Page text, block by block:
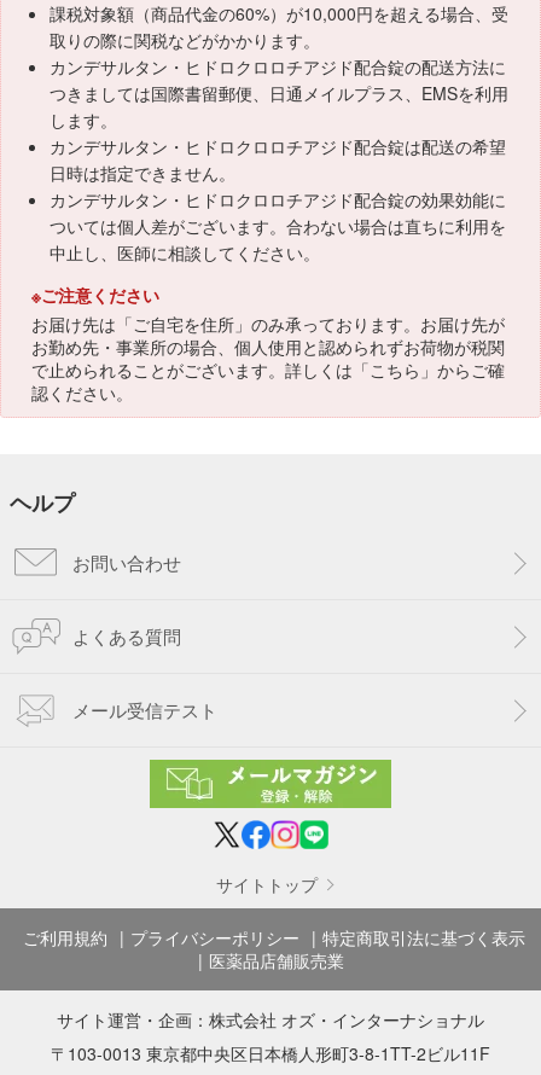
課税対象額（商品代金の60%）が10,000円を超える場合、受
取りの際に関税などがかかります。
カンデサルタン・ヒドロクロロチアジド配合錠の配送方法に
つきましては国際書留郵便、日通メイルプラス、EMSを利用
します。
カンデサルタン・ヒドロクロロチアジド配合錠は配送の希望
日時は指定できません。
カンデサルタン・ヒドロクロロチアジド配合錠の効果効能に
ついては個人差がございます。合わない場合は直ちに利用を
中止し、医師に相談してください。
※ご注意ください
お届け先は「ご自宅を住所」のみ承っております。お届け先が
お勤め先・事業所の場合、個人使用と認められずお荷物が税関
で止められることがございます。詳しくは「こちら 」からご確
認ください。
ヘルプ
お問い合わせ
よくある質問
メール受信テスト
サイトトップ
ご利用規約 プライバシーポリシー
特定商取引法に基づく表示
医薬品店舗販売業
サイト運営・企画： 株式会社 オズ・インターナショナル
〒103-0013 東京都中央区日本橋人形町3-8-1TT-2ビル11F